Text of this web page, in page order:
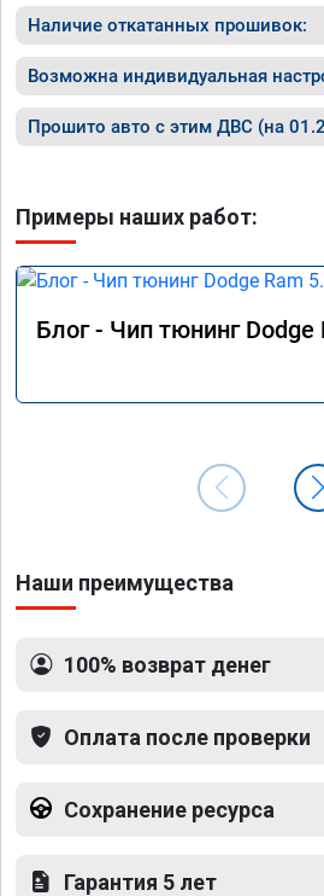
Наличие откатанных прошивок:
Возможна индивидуальная
Прошито авто с этим ДВС (на
Примеры наших работ:
Блог - Чип тюнинг Dodge
Наши преимущества
100% возврат денег
Оплата после проверки
Сохранение ресурса
Гарантия 5 лет